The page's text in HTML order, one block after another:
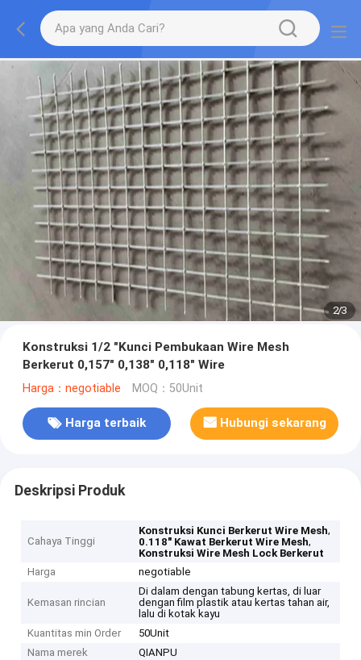
2/3
Konstruksi 1/2 "Kunci Pembukaan Wire Mesh
Berkerut 0,157" 0,138" 0,118" Wire
Harga：negotiable MOQ：50Unit
Harga terbaik Hubungi sekarang
Deskripsi Produk
Cahaya Tinggi
Konstruksi Kunci Berkerut Wire Mesh,
0.118" Kawat Berkerut Wire Mesh,
Konstruksi Wire Mesh Lock Berkerut
Harga
negotiable
Kemasan rincian
Di dalam dengan tabung kertas, di luar
dengan film plastik atau kertas tahan air,
lalu di kotak kayu
Kuantitas min Order
50Unit
Nama merek
QIANPU